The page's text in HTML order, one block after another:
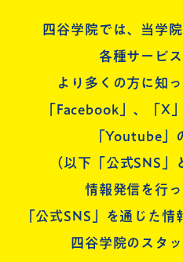
四谷学院では、当学
各種サービ
より多くの方に知
「Facebook」、「X
「Youtube」
（以下「公式SNS」
情報発信を行
「公式SNS」を通じた情
四谷学院のスタ